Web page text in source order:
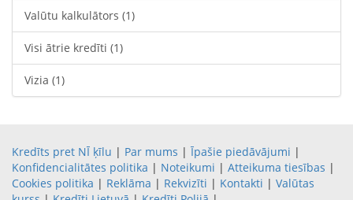
Valūtu kalkulātors (1)
Visi ātrie kredīti (1)
Vizia (1)
Kredīts pret NĪ ķīlu | Par mums | Īpašie piedāvājumi |
Konfidencialitātes politika | Noteikumi | Atteikuma tiesības |
Cookies politika | Reklāma | Rekvizīti | Kontakti | Valūtas